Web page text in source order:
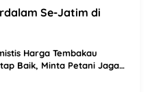
Se-Jatim di
Harga Tembakau
Baik, Minta Petani Jaga